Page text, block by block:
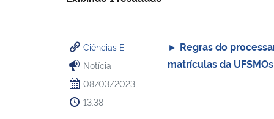
Ciências E
Notícia
08/03/2023
13:38
► Regras do
matrículas da